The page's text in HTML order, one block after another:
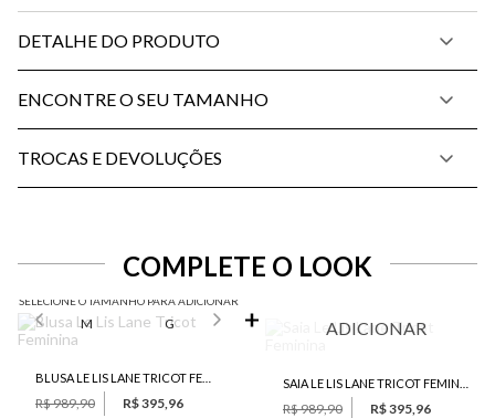
DETALHE DO PRODUTO
ENCONTRE O SEU TAMANHO
TROCAS E DEVOLUÇÕES
COMPLETE O LOOK
SELECIONE O TAMANHO PARA ADICIONAR
M G
R$ 989,90
R$ 395,96
ADICIONAR
R$ 989,90
R$ 395,96